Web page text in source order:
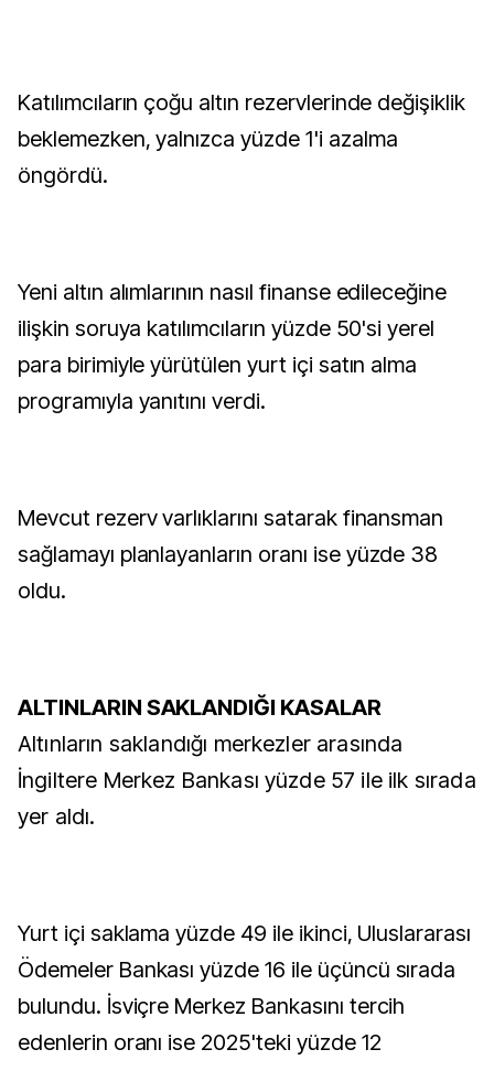
Katılımcıların çoğu altın rezervlerinde değişiklik
beklemezken, yalnızca yüzde 1'i azalma
öngördü.
Yeni altın alımlarının nasıl finanse edileceğine
ilişkin soruya katılımcıların yüzde 50'si yerel
para birimiyle yürütülen yurt içi satın alma
programıyla yanıtını verdi.
Mevcut rezerv varlıklarını satarak finansman
sağlamayı planlayanların oranı ise yüzde 38
oldu.
ALTINLARIN SAKLANDIĞI KASALAR
Altınların saklandığı merkezler arasında
İngiltere Merkez Bankası yüzde 57 ile ilk sırada
yer aldı.
Yurt içi saklama yüzde 49 ile ikinci, Uluslararası
Ödemeler Bankası yüzde 16 ile üçüncü sırada
bulundu. İsviçre Merkez Bankasını tercih
edenlerin oranı ise 2025'teki yüzde 12